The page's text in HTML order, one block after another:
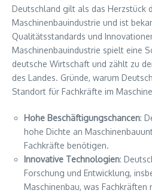
Deutschland gilt als das Herzstück
Maschinenbauindustrie und ist
Qualitätsstandards und
Maschinenbauindustrie spielt eine
deutsche Wirtschaft und zählt zu
des Landes. Gründe, warum
Standort für Fachkräfte im
Hohe Beschäftigungschancen:
hohe Dichte an
Fachkräfte benötigen.
Innovative Technologien:
Forschung und Entwicklung,
Maschinenbau, was